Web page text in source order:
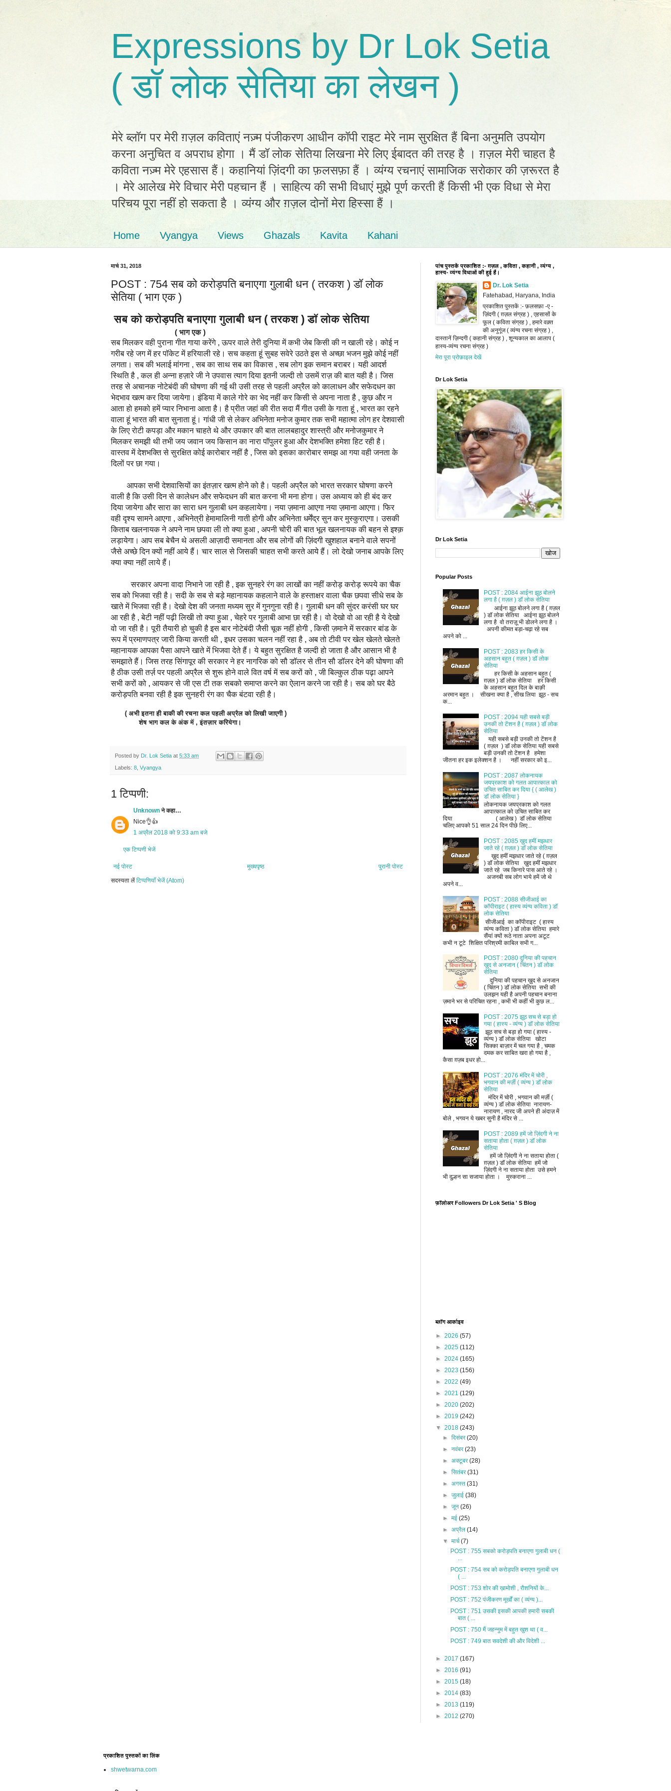
Expressions by Dr Lok Setia
( डॉ लोक सेतिया का लेखन )
मेरे ब्लॉग पर मेरी ग़ज़ल कविताएं नज़्म पंजीकरण आधीन कॉपी राइट मेरे नाम सुरक्षित हैं बिना अनुमति उपयोग
करना अनुचित व अपराध होगा । मैं डॉ लोक सेतिया लिखना मेरे लिए ईबादत की तरह है । ग़ज़ल मेरी चाहत है
कविता नज़्म मेरे एहसास हैं। कहानियां ज़िंदगी का फ़लसफ़ा हैं । व्यंग्य रचनाएं सामाजिक सरोकार की ज़रूरत है
। मेरे आलेख मेरे विचार मेरी पहचान हैं । साहित्य की सभी विधाएं मुझे पूर्ण करती हैं किसी भी एक विधा से मेरा
परिचय पूरा नहीं हो सकता है । व्यंग्य और ग़ज़ल दोनों मेरा हिस्सा हैं ।
Home Vyangya Views Ghazals Kavita Kahani
मार्च 31, 2018
POST : 754 सब को करोड़पति बनाएगा गुलाबी धन ( तरकश ) डॉ लोक
सेतिया ( भाग एक )
सब को करोड़पति बनाएगा गुलाबी धन ( तरकश ) डॉ लोक सेतिया
( भाग एक )
सब मिलकर वही पुराना गीत गाया करेंगे , ऊपर वाले तेरी दुनिया में कभी जेब किसी की न खाली रहे। कोई न
गरीब रहे जग में हर पॉकेट में हरियाली रहे। सच कहता हूं सुबह सवेरे उठते इस से अच्छा भजन मुझे कोई नहीं
लगता। सब की भलाई मांगना , सब का साथ सब का विकास , सब लोग इक समान बराबर। यही आदर्श
स्थिति है , कल ही अन्ना हज़ारे जी ने उपवास त्याग दिया इतनी जल्दी तो उसमें राज़ की बात यही है। जिस
तरह से अचानक नोटेबंदी की घोषणा की गई थी उसी तरह से पहली अप्रैल को कालाधन और सफेदधन का
भेदभाव खत्म कर दिया जायेगा। इंडिया में काले गोरे का भेद नहीं कर किसी से अपना नाता है , कुछ और न
आता हो हमको हमें प्यार निभाना आता है। है प्रीत जहां की रीत सदा मैं गीत उसी के गाता हूं , भारत का रहने
वाला हूं भारत की बात सुनाता हूं। गांधी जी से लेकर अभिनेता मनोज कुमार तक सभी महात्मा लोग हर देशवासी
के लिए रोटी कपड़ा और मकान चाहते थे और उपकार की बात लालबहादुर शास्त्री और मनोजकुमार ने
मिलकर समझी थी तभी जय जवान जय किसान का नारा पॉपुलर हुआ और देशभक्ति हमेशा हिट रही है।
वास्तव में देशभक्ति से सुरक्षित कोई कारोबार नहीं है , जिस को इसका कारोबार समझ आ गया वही जनता के
दिलों पर छा गया।
आपका सभी देशवासियों का इंतज़ार खत्म होने को है। पहली अप्रैल को भारत सरकार घोषणा करने
वाली है कि उसी दिन से कालेधन और सफेदधन की बात करना भी मना होगा। उस अध्याय को ही बंद कर
दिया जायेगा और सारा का सारा धन गुलाबी धन कहलायेगा। नया ज़माना आएगा नया ज़माना आएगा। फिर
वही दृश्य सामने आएगा , अभिनेत्री हेमामालिनी गाती होगी और अभिनेता धर्मेंद्र सुन कर मुस्कुराएगा। उसकी
किताब खलनायक ने अपने नाम छपवा ली तो क्या हुआ , अपनी चोरी की बात भूल खलनायक की बहन से इश्क़
लड़ायेगा। आप सब बेचैन थे असली आज़ादी समानता और सब लोगों की ज़िंदगी खुशहाल बनाने वाले सपनों
जैसे अच्छे दिन क्यों नहीं आये हैं। चार साल से जिसकी चाहत सभी करते आये हैं। लो देखो जनाब आपके लिए
क्या क्या नहीं लाये हैं।
सरकार अपना वादा निभाने जा रही है , इक सुनहरे रंग का लाखों का नहीं करोड़ करोड़ रूपये का चैक
सब को भिजवा रही है। सदी के सब से बड़े महानायक कहलाने वाले के हस्ताक्षर वाला चैक छपवा सीधे सब के
खाते में भिजवा रही है। देखो देश की जनता मध्यम सुर में गुनगुना रही है। गुलाबी धन की सुंदर करंसी घर घर
आ रही है , बेटी नहीं पढ़ी लिखी तो क्या हुआ , चेहरे पर गुलाबी आभा छा रही है। वो देखो वो आ रही है ये देखो
वो जा रही है। पूरी तैयारी हो चुकी है इस बार नोटेबंदी जैसी चूक नहीं होगी , किसी ज़माने में सरकार बांड के
रूप में प्रमाणपत्र जारी किया करती थी , इधर उसका चलन नहीं रहा है , अब तो टीवी पर खेल खेलते खेलते
महानायक आपका पैसा आपने खाते में भिजवा देते हैं। ये बहुत सुरक्षित है जल्दी हो जाता है और आसान भी है
समझाते हैं। जिस तरह सिंगापूर की सरकार ने हर नागरिक को सौ डॉलर से तीन सौ डॉलर देने की घोषणा की
है ठीक उसी तर्ज़ पर पहली अप्रैल से शुरू होने वाले वित वर्ष में सब करों को , जी बिल्कुल ठीक पढ़ा आपने
सभी करों को , आयकर से जी एस टी तक सबको समाप्त करने का ऐलान करने जा रही है। सब को घर बैठे
करोड़पति बनवा रही है इक सुनहरी रंग का चैक बंटवा रही है।
( अभी इतना ही बाकी की रचना कल पहली अप्रैल को लिखी जाएगी )
शेष भाग कल के अंक में , इंतज़ार करियेगा।
Posted by Dr. Lok Setia at 5:33 am
Labels: 8 Vyangya
1 टिप्पणी:
Unknown ने कहा…
Nice👌👍
1 अप्रैल 2018 को 9:33 am बजे
एक टिप्पणी भेजें
नई पोस्ट पुरानी पोस्ट
मुख्यपृष्ठ
सदस्यता लें टिप्पणियाँ भेजें (Atom)
पांच पुस्तकें प्रकाशित :- ग़ज़ल , कविता , कहानी , व्यंग्य ,
हास्य- व्यंग्य विधाओं की हुई हैं।
Dr. Lok Setia
Fatehabad, Haryana, India
प्रकाशित पुस्तकें :- फ़लसफ़ा -ए -
ज़िंदगी ( ग़ज़ल संग्रह ) , एहसासों के
फूल ( कविता संग्रह ) , हमारे वक़्त
की अनुगूंज ( व्यंग्य रचना संग्रह ) ,
दास्तानें ज़िन्दगी ( कहानी संग्रह ) , शून्यकाल का आलाप (
हास्य-व्यंग्य रचना संग्रह )
मेरा पूरा प्रोफ़ाइल देखें
Dr Lok Setia
Dr Lok Setia
Popular Posts
POST : 2084 आईना झूठ बोलने
लगा है ( ग़ज़ल ) डॉ लोक सेतिया
आईना झूठ बोलने लगा है ( ग़ज़ल
) डॉ लोक सेतिया आईना झूठ बोलने
लगा है वो तराज़ू भी डोलने लगा है ।
अपनी कीमत बड़ा-चढ़ा रहे सब
अपने को ...
POST : 2083 हर किसी के
अहसान बहुत ( ग़ज़ल ) डॉ लोक
सेतिया
हर किसी के अहसान बहुत (
ग़ज़ल ) डॉ लोक सेतिया हर किसी
के अहसान बहुत दिल के बाक़ी
अरमान बहुत । सीखना क्या है , सीख लिया झूठ - सच
क...
POST : 2094 यही सबसे बड़ी
उनकी तो टेंशन है ( ग़ज़ल ) डॉ लोक
सेतिया
यही सबसे बड़ी उनकी तो टेंशन है
( ग़ज़ल ) डॉ लोक सेतिया यही सबसे
बड़ी उनकी तो टेंशन है हमेशा
जीतना हर इक इलेक्शन है । नहीं सरकार को इ...
POST : 2087 लोकनायक
जयप्रकाश को गलत आपात्काल को
उचित साबित कर दिया { ( आलेख )
डॉ लोक सेतिया }
लोकनायक जयप्रकाश को गलत
आपात्काल को उचित साबित कर
दिया ( आलेख ) डॉ लोक सेतिया
चलिए आपको 51 साल 24 दिन पीछे लिए...
POST : 2085 ख़ुद हमीं मझधार
जाते रहे ( ग़ज़ल ) डॉ लोक सेतिया
ख़ुद हमीं मझधार जाते रहे ( ग़ज़ल
) डॉ लोक सेतिया ख़ुद हमीं मझधार
जाते रहे जब किनारे पास आते रहे ।
अजनबी सब लोग भाये हमें जो थे
अपने व...
POST : 2088 सीजीआई का
कॉपीराइट ( हास्य व्यंग्य कविता ) डॉ
लोक सेतिया
सीजीआई का कॉपीराइट ( हास्य
व्यंग्य कविता ) डॉ लोक सेतिया हमारे
सैंयां क्यों रूठे नाता अपना अटूट
कभी न टूटे शिक्षित परिश्रमी काबिल सभी ग...
POST : 2080 दुनिया की पहचान
ख़ुद से अनजान ( चिंतन ) डॉ लोक
सेतिया
दुनिया की पहचान ख़ुद से अनजान
( चिंतन ) डॉ लोक सेतिया सभी की
उलझन यही है अपनी पहचान बनाना
ज़माने भर से परिचित रहना , कभी भी कहीं भी कुछ ल...
POST : 2075 झूठ सच से बड़ा हो
गया ( हास्य - व्यंग्य ) डॉ लोक सेतिया
झूठ सच से बड़ा हो गया ( हास्य -
व्यंग्य ) डॉ लोक सेतिया खोटा
सिक्का बाज़ार में चल गया है , चमक
दमक कर साबित खरा हो गया है ,
कैसा ग़ज़ब इधर हो...
POST : 2076 मंदिर में चोरी ,
भगवान की मर्ज़ी ( व्यंग्य ) डॉ लोक
सेतिया
मंदिर में चोरी , भगवान की मर्ज़ी (
व्यंग्य ) डॉ लोक सेतिया नारायण-
नारायण , नारद जी अपने ही अंदाज़ में
बोले , भगवन ये खबर सुनी है मंदिर से ...
POST : 2089 हमें जो ज़िंदगी ने ना
सताया होता ( ग़ज़ल ) डॉ लोक
सेतिया
हमें जो ज़िंदगी ने ना सताया होता (
ग़ज़ल ) डॉ लोक सेतिया हमें जो
ज़िंदगी ने ना सताया होता उसे हमने
भी दुल्हन सा सजाया होता । मुस्कराना ...
फ़ॉलोअर Followers Dr Lok Setia ' S Blog
ब्लॉग आर्काइव
► 2026 (57)
► 2025 (112)
► 2024 (165)
► 2023 (156)
► 2022 (49)
► 2021 (129)
► 2020 (202)
► 2019 (242)
▼ 2018 (243)
►दिसंबर(20)
►नवंबर(23)
►अक्टूबर(28)
►सितंबर(31)
►अगस्त(31)
►जुलाई(38)
►जून(26)
►मई(25)
►अप्रैल(14)
▼मार्च(7)
POST : 755 सबको करोड़पति बनाएगा गुलाबी धन (
POST : 754 सब को करोड़पति बनाएगा गुलाबी धन
( ...
POST : 753 शोर की ख़ामोशी , रौशनियों के...
POST : 752 पंजीकरण मूर्खों का ( व्यंग्य )...
POST : 751 उसकी इसकी आपकी हमारी सबकी
बात ( ...
POST : 750 मैं जहन्नुम में बहुत खुश था ( व...
POST : 749 बात सवदेशी की और विदेशी ...
► 2017 (167)
► 2016 (91)
► 2015 (18)
► 2014 (83)
► 2013 (119)
► 2012 (270)
प्रकाशित पुस्तकों का लिंक
shwetwarna.com